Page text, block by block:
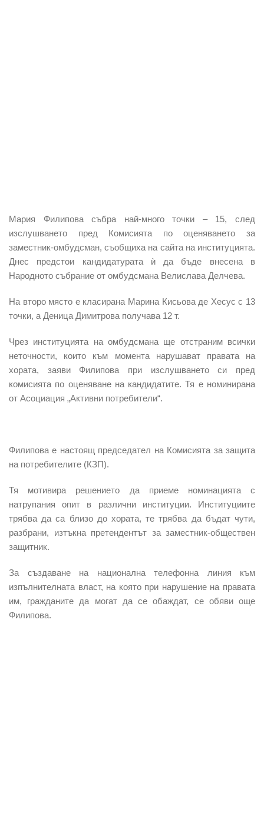
Мария Филиповасъбра най-многоточки – 15, след
изслушването пред Комисията по оценяването за
заместник-омбудсман, съобщиха на сайта на институцията.
Днес предстои кандидатурата ѝ да бъде внесена в
Народното събрание от омбудсмана Велислава Делчева.
На второ място е класирана Марина Кисьова де Хесус с 13
точки, а Деница Димитрова получава 12 т.
Чрез институцията на омбудсмана ще отстраним всички
неточности, които към момента нарушават правата на
хората, заяви Филипова при изслушването си пред
комисията по оценяване на кандидатите. Тя е номинирана
от Асоциация „Активни потребители“.
Филипова е настоящ председател наКомисията за защита
на потребителите (КЗП).
Тя мотивира решението да приеме номинацията с
натрупания опит в различни институции. Институциите
трябва да са близо до хората, те трябва да бъдат чути,
разбрани, изтъкна претендентът за заместник-обществен
защитник.
За създаване на национална телефонна линия към
изпълнителната власт, на която при нарушение на правата
им, гражданите да могат да се обаждат, се обяви още
Филипова.